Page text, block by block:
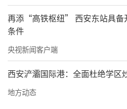
万变不离其宗，均为自
不同而已。
如今，遗址附近10平方
密布着从战国至今的古渠
这不仅反映了不同历史
技术的演变，更堪称一
再添“高铁枢纽” 西安东站具备
条件
央视新闻客户端
西安浐灞国际港：全面杜绝学区
地方动态